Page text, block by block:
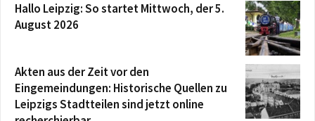
Hallo Leipzig: So startet Mittwoch, der 5.
August 2026
Akten aus der Zeit vor den
Eingemeindungen: Historische Quellen zu
Leipzigs Stadtteilen sind jetzt online